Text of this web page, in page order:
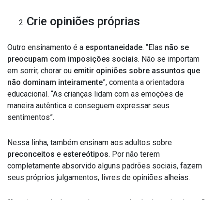
Crie opiniões próprias
Outro ensinamento é a espontaneidade. “Elas não se
preocupam com imposições sociais. Não se importam
em sorrir, chorar ou emitir opiniões sobre assuntos que
não dominam inteiramente”, comenta a orientadora
educacional. “As crianças lidam com as emoções de
maneira autêntica e conseguem expressar seus
sentimentos”.
Nessa linha, também ensinam aos adultos sobre
preconceitos e estereótipos. Por não terem
completamente absorvido alguns padrões sociais, fazem
seus próprios julgamentos, livres de opiniões alheias.